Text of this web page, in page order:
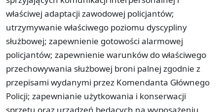
właściwej adaptacji zawodowej policjantów;
utrzymywanie właściwego poziomu dyscypliny
służbowej; zapewnienie gotowości alarmowej
policjantów; zapewnienie warunków do właściwego
przechowywania służbowej broni palnej zgodnie z
przepisami wydanymi przez Komendanta Głównego
Policji; zapewnianie użytkowania i konserwacji
sprzętu oraz urządzeń będących na wyposażeniu